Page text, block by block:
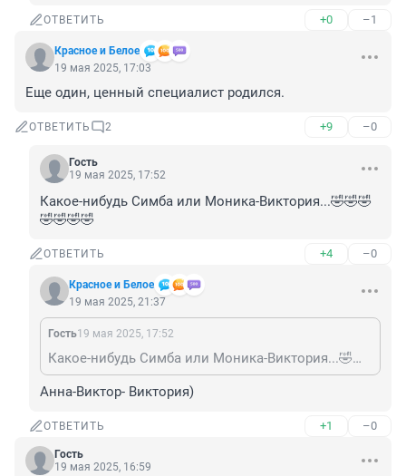
ОТВЕТИТЬ +0 –1
Красное и Белое
19 мая 2025, 17:03
Еще один, ценный специалист родился.
ОТВЕТИТЬ 2 +9 –0
Гость
19 мая 2025, 17:52
Какое-нибудь Симба или Моника-Виктория...🤣🤣🤣
🤣🤣🤣🤣
ОТВЕТИТЬ +4 –0
Красное и Белое
19 мая 2025, 21:37
Гость19 мая 2025, 17:52
Какое-нибудь Симба или Моника-Виктория...🤣🤣🤣🤣🤣🤣🤣
Анна-Виктор- Виктория)
ОТВЕТИТЬ +1 –0
Гость
19 мая 2025, 16:59